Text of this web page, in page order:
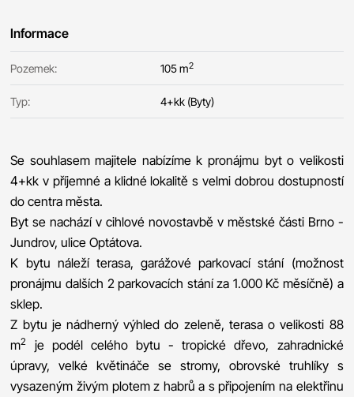
Informace
Pozemek: 105 m2
Typ: 4+kk (Byty)
Se souhlasem majitele nabízíme k pronájmu byt o velikosti
4+kk v příjemné a klidné lokalitě s velmi dobrou dostupností
do centra města.
Byt se nachází v cihlové novostavbě v městské části Brno -
Jundrov, ulice Optátova.
K bytu náleží terasa, garážové parkovací stání (možnost
pronájmu dalších 2 parkovacích stání za 1.000 Kč měsíčně) a
sklep.
Z bytu je nádherný výhled do zeleně, terasa o velikosti 88
m2
je podél celého bytu - tropické dřevo, zahradnické
úpravy, velké květináče se stromy, obrovské truhlíky s
vysazeným živým plotem z habrů a s připojením na elektřinu